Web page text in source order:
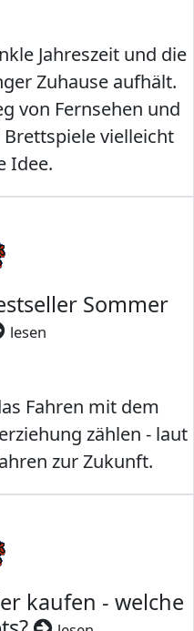
Jahreszeit und die
Zuhause aufhält.
von Fernsehen und
vielleicht
Idee.
Sommer
lesen
Fahren mit dem
zählen - laut
zur Zukunft.
kaufen - welche